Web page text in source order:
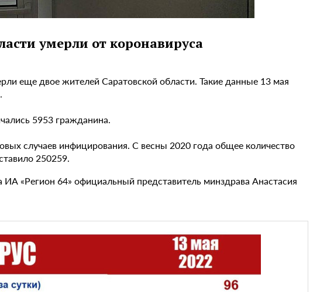
умерли от коронавируса
еще двое жителей Саратовской области. Такие данные 13 мая
5953 гражданина.
случаев инфицирования. С весны 2020 года общее количество
250259.
«Регион 64» официальный представитель минздрава Анастасия